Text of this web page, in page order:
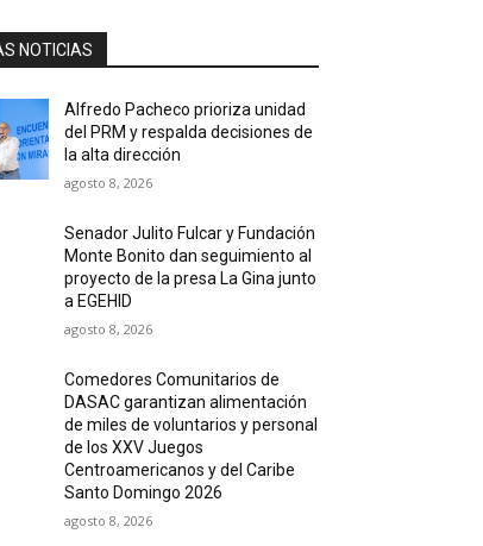
NOTICIAS
Alfredo Pacheco prioriza unidad
del PRM y respalda decisiones de
la alta dirección
agosto 8, 2026
Senador Julito Fulcar y Fundación
Monte Bonito dan seguimiento al
proyecto de la presa La Gina junto
a EGEHID
agosto 8, 2026
Comedores Comunitarios de
DASAC garantizan alimentación
de miles de voluntarios y personal
de los XXV Juegos
Centroamericanos y del Caribe
Santo Domingo 2026
agosto 8, 2026